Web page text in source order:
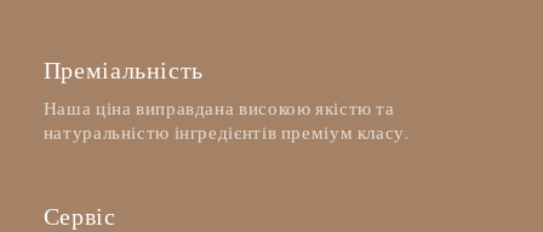
Преміальність
Наша ціна виправдана високою якістю та
натуральністю інгредієнтів преміум класу.
Сервіс